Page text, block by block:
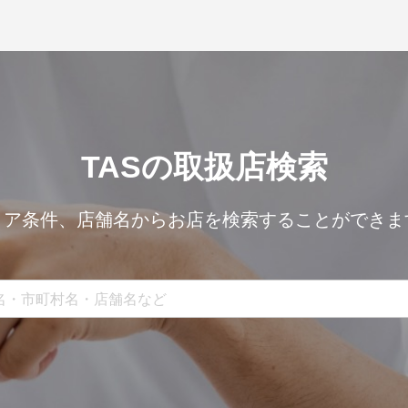
TASの取扱店検索
条件、店舗名からお店を検索することができ